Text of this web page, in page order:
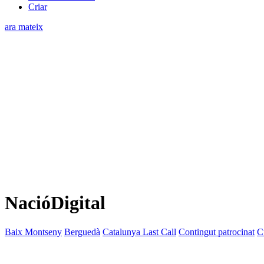
Criar
ara mateix
NacióDigital
Baix Montseny Berguedà Catalunya Last Call Contingut patrocinat